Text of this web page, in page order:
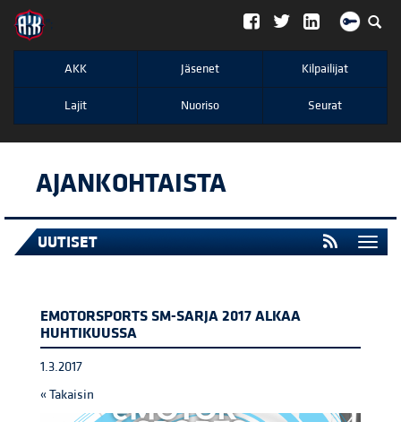
";
AKK Jäsenet Kilpailijat
Lajit Nuoriso Seurat
AJANKOHTAISTA
UUTISET
EMOTORSPORTS SM-SARJA 2017 ALKAA
HUHTIKUUSSA
1.3.2017
« Takaisin